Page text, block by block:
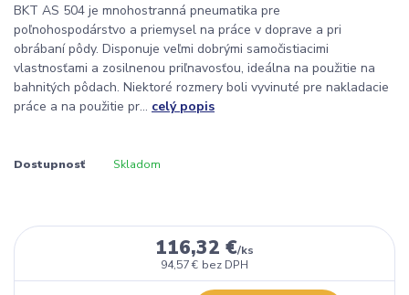
BKT AS 504 je mnohostranná pneumatika pre
poľnohospodárstvo a priemysel na práce v doprave a pri
obrábaní pôdy. Disponuje veľmi dobrými samočistiacimi
vlastnosťami a zosilnenou priľnavosťou, ideálna na použitie na
bahnitých pôdach. Niektoré rozmery boli vyvinuté pre nakladacie
práce a na použitie pr... celý popis
Dostupnosť Skladom
116,32 €/ks
94,57 € bez DPH